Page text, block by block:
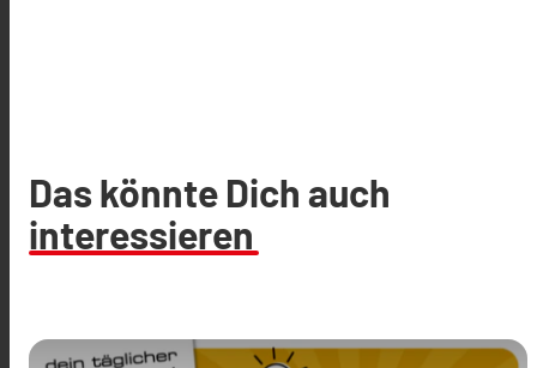
Das könnte Dich auch
interessieren